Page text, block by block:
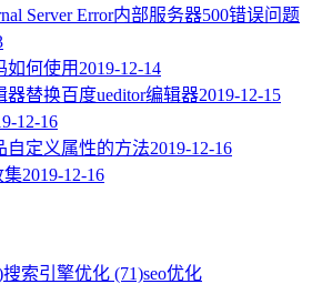
Server Error内部服务器500错误问题
如何使用 2019-12-14
器替换百度ueditor编辑器2019-12-15
12-16
自定义属性的方法2019-12-16
集2019-12-16
搜索引擎优化 (71)seo优化